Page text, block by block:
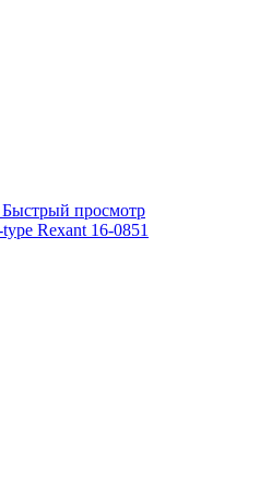
Быстрый просмотр
Rexant 16-0851